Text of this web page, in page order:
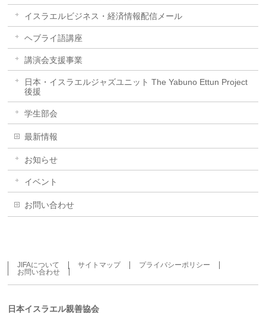
イスラエルビジネス・経済情報配信メール
ヘブライ語講座
講演会支援事業
日本・イスラエルジャズユニット The Yabuno Ettun Project
後援
学生部会
最新情報
お知らせ
イベント
お問い合わせ
JIFAについて サイトマップ
プライバシーポリシー
お問い合わせ
日本イスラエル親善協会